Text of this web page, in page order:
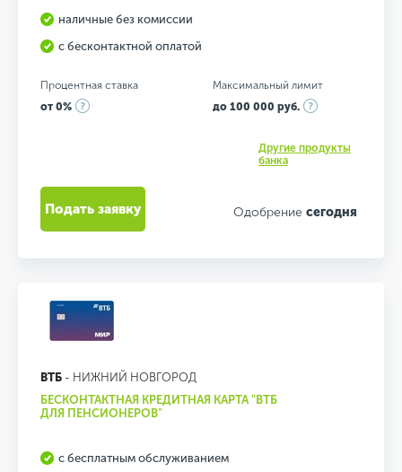
наличные без комиссии
с бесконтактной оплатой
Процентная ставка
от 0%
Максимальный лимит
до 100 000 руб.
Другие продукты
банка
Одобрение сегодня
Подать заявку
ВТБ - НИЖНИЙ НОВГОРОД
БЕСКОНТАКТНАЯ КРЕДИТНАЯ КАРТА "ВТБ
ДЛЯ ПЕНСИОНЕРОВ"
с бесплатным обслуживанием